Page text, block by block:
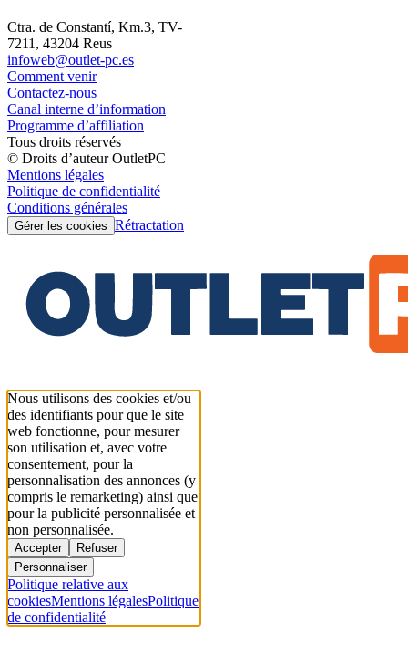
Ctra. de Constantí, Km.3, TV-
7211, 43204 Reus
infoweb@outlet-pc.es
Comment venir
Contactez-nous
Canal interne d’information
Programme d’affiliation
Tous droits réservés
© Droits d’auteur OutletPC
Mentions légales
Politique de confidentialité
Conditions générales
Gérer les cookies Rétractation
Nous utilisons des cookies et/ou
des identifiants pour que le site
web fonctionne, pour mesurer
son utilisation et, avec votre
consentement, pour la
personnalisation des annonces (y
compris le remarketing) ainsi que
pour la publicité personnalisée et
non personnalisée.
Accepter
Refuser
Personnaliser
Politique relative aux
cookiesMentions légalesPolitique
de confidentialité